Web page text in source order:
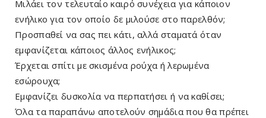
Μιλάει τον τελευταίο καιρό συνέχεια για κάποιον
ενήλικο για τον οποίο δε μιλούσε στο παρελθόν;
Προσπαθεί να σας πει κάτι, αλλά σταματά όταν
εμφανίζεται κάποιος άλλος ενήλικος;
Έρχεται σπίτι με σκισμένα ρούχα ή λερωμένα
εσώρουχα;
Εμφανίζει δυσκολία να περπατήσει ή να καθίσει;
Όλα τα παραπάνω αποτελούν σημάδια που θα πρέπει